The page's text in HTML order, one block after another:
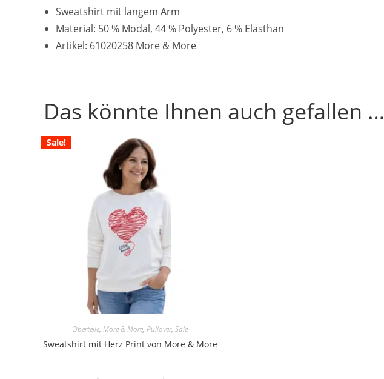
Sweatshirt mit langem Arm
Material: 50 % Modal, 44 % Polyester, 6 % Elasthan
Artikel: 61020258 More & More
Das könnte Ihnen auch gefallen …
Sale!
Oberteile, More & More, Pullover, Sale
Sweatshirt mit Herz Print von More & More